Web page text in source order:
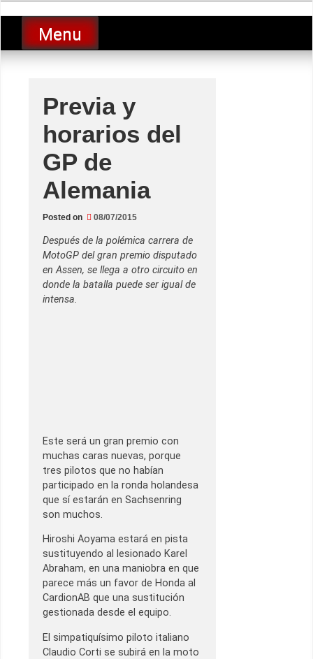
to
contentLucio Lopez GP
luciolopezgp
Menu
Previa y
horarios del
GP de
Alemania
Posted on 08/07/2015
Después de la polémica carrera de
MotoGP del gran premio disputado
en Assen, se llega a otro circuito en
donde la batalla puede ser igual de
intensa.
Este será un gran premio con
muchas caras nuevas, porque
tres pilotos que no habían
participado en la ronda holandesa
que sí estarán en Sachsenring
son muchos.
Hiroshi Aoyama estará en pista
sustituyendo al lesionado Karel
Abraham, en una maniobra en que
parece más un favor de Honda al
CardionAB que una sustitución
gestionada desde el equipo.
El simpatiquísimo piloto italiano
Claudio Corti se subirá en la moto